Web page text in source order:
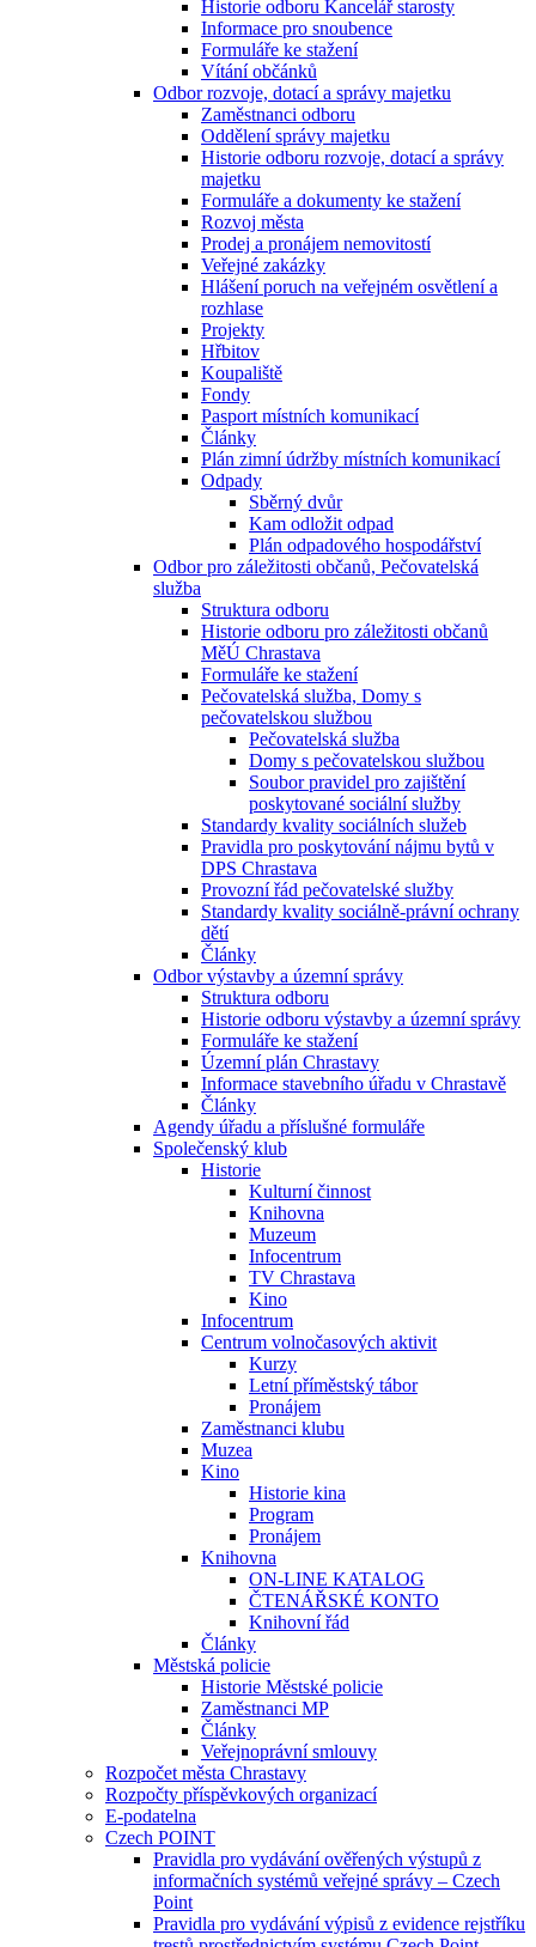
Historie odboru Kancelář starosty
Informace pro snoubence
Formuláře ke stažení
Vítání občánků
Odbor rozvoje, dotací a správy majetku
Zaměstnanci odboru
Oddělení správy majetku
Historie odboru rozvoje, dotací a správy
majetku
Formuláře a dokumenty ke stažení
Rozvoj města
Prodej a pronájem nemovitostí
Veřejné zakázky
Hlášení poruch na veřejném osvětlení a
rozhlase
Projekty
Hřbitov
Koupaliště
Fondy
Pasport místních komunikací
Články
Plán zimní údržby místních komunikací
Odpady
Sběrný dvůr
Kam odložit odpad
Plán odpadového hospodářství
Odbor pro záležitosti občanů, Pečovatelská
služba
Struktura odboru
Historie odboru pro záležitosti občanů
MěÚ Chrastava
Formuláře ke stažení
Pečovatelská služba, Domy s
pečovatelskou službou
Pečovatelská služba
Domy s pečovatelskou službou
Soubor pravidel pro zajištění
poskytované sociální služby
Standardy kvality sociálních služeb
Pravidla pro poskytování nájmu bytů v
DPS Chrastava
Provozní řád pečovatelské služby
Standardy kvality sociálně-právní ochrany
dětí
Články
Odbor výstavby a územní správy
Struktura odboru
Historie odboru výstavby a územní správy
Formuláře ke stažení
Územní plán Chrastavy
Informace stavebního úřadu v Chrastavě
Články
Agendy úřadu a příslušné formuláře
Společenský klub
Historie
Kulturní činnost
Knihovna
Muzeum
Infocentrum
TV Chrastava
Kino
Infocentrum
Centrum volnočasových aktivit
Kurzy
Letní příměstský tábor
Pronájem
Zaměstnanci klubu
Muzea
Kino
Historie kina
Program
Pronájem
Knihovna
ON-LINE KATALOG
ČTENÁŘSKÉ KONTO
Knihovní řád
Články
Městská policie
Historie Městské policie
Zaměstnanci MP
Články
Veřejnoprávní smlouvy
Rozpočet města Chrastavy
Rozpočty příspěvkových organizací
E-podatelna
Czech POINT
Pravidla pro vydávání ověřených výstupů z
informačních systémů veřejné správy – Czech
Point
Pravidla pro vydávání výpisů z evidence rejstříku